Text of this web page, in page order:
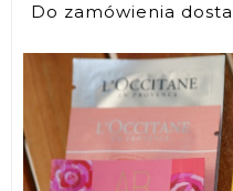
Do zamówienia